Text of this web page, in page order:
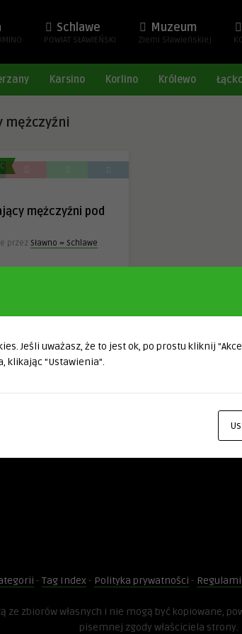
Schlawe
POWIAT SŁAWIEŃSKI
Muzeum
Ziemi Sławieńskiej
Karsino Korlino Królewo
mężczyźni
mężczyźni pod
przez Sławno = Schlawe
- Tag Index - Polityka prywatności -
ze zbiorów własnych i nie mogą być kopiowane,
pisemnej zgody właściciela strony.
Jeśli uważasz, że to jest ok, po prostu kliknij
klikając "Ustawienia".